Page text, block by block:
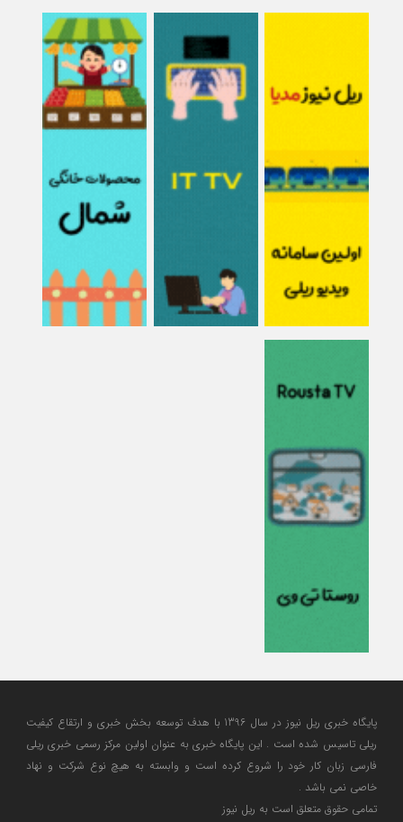
پایگاه خبری ریل نیوز در سال 1396 با هدف توسعه بخش خبری و ارتقاع کیفیت
ریلی تاسیس شده است . این پایگاه خبری به عنوان اولین مرکز رسمی خبری ریلی
فارسی زبان کار خود را شروع کرده است و وابسته به هیچ نوع شرکت و نهاد
خاصی نمی باشد .
تمامی حقوق متعلق است به ریل نیوز